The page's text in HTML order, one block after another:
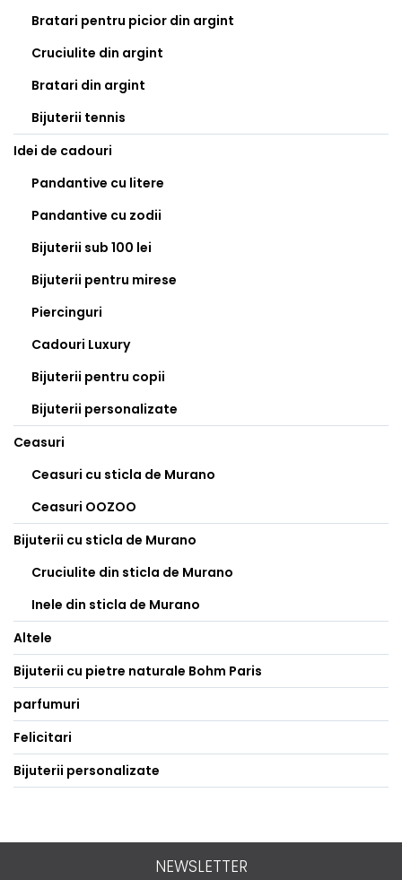
Bratari pentru picior din argint
Cruciulite din argint
Bratari din argint
Bijuterii tennis
Idei de cadouri
Pandantive cu litere
Pandantive cu zodii
Bijuterii sub 100 lei
Bijuterii pentru mirese
Piercinguri
Cadouri Luxury
Bijuterii pentru copii
Bijuterii personalizate
Ceasuri
Ceasuri cu sticla de Murano
Ceasuri OOZOO
Bijuterii cu sticla de Murano
Cruciulite din sticla de Murano
Inele din sticla de Murano
Altele
Bijuterii cu pietre naturale Bohm Paris
parfumuri
Felicitari
Bijuterii personalizate
NEWSLETTER